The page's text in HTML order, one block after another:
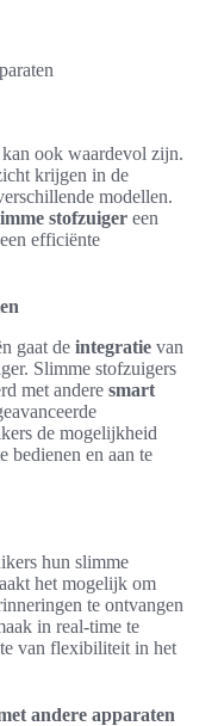
ook waardevol zijn.
krijgen in de
modellen.
stofzuiger een
efficiënte
gaat de integratie van
Slimme stofzuigers
met andere smart
de mogelijkheid
bedienen en aan te
hun slimme
het mogelijk om
te ontvangen
in real-time te
van flexibiliteit in het
andere apparaten